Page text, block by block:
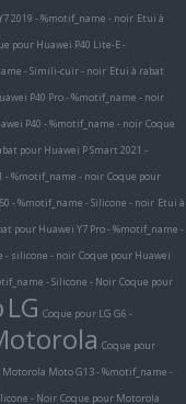
2019 - %motif_name - noir Etui à
pour Huawei P40 Lite-E -
- Simili-cuir - noir Etui à rabat
P40 Pro - %motif_name - noir
P40 - %motif_name - noir Coque
pour Huawei P Smart 2021 -
- %motif_name - noir Coque pour
- %motif_name - Silicone - noir Etui à
pour Huawei Y7 Pro - %motif_name -
- silicone - noir Coque pour Huawei
- Silicone - Noir Coque pour
LG Coque pour LG G6 -
Coque pour
Motorola Moto G13 - %motif_name -
- Noir Coque pour Motorola